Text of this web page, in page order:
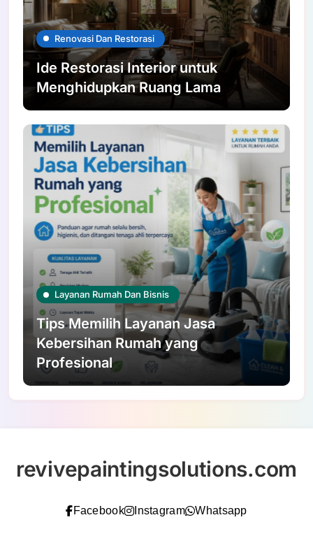
Renovasi Dan Restorasi
Ide Restorasi Interior untuk
Menghidupkan Ruang Lama
Layanan Rumah Dan Bisnis
Tips Memilih Layanan Jasa
Kebersihan Rumah yang
Profesional
revivepaintingsolutions.com
Facebook Instagram Whatsapp